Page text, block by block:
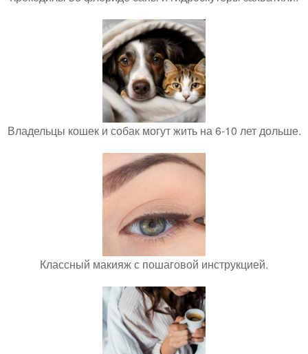
Владельцы кошек и собак могут жить на 6-10 лет дольше.
Классный макияж с пошаговой инструкцией.